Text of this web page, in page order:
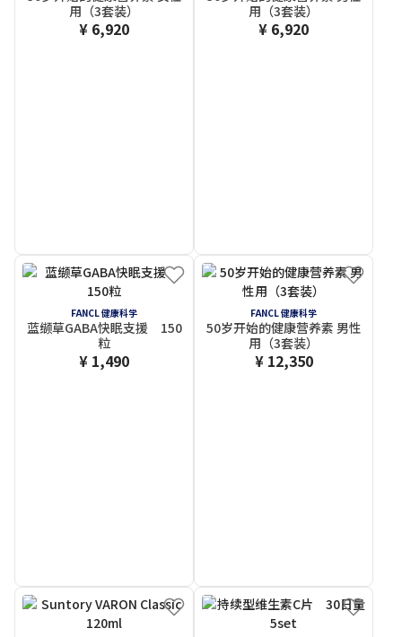
用（3套装）
¥ 6,920
用（3套装）
¥ 6,920
FANCL 健康科学
蓝缬草GABA快眠支援 150
粒
¥ 1,490
FANCL 健康科学
50岁开始的健康营养素 男性
用（3套装）
¥ 12,350